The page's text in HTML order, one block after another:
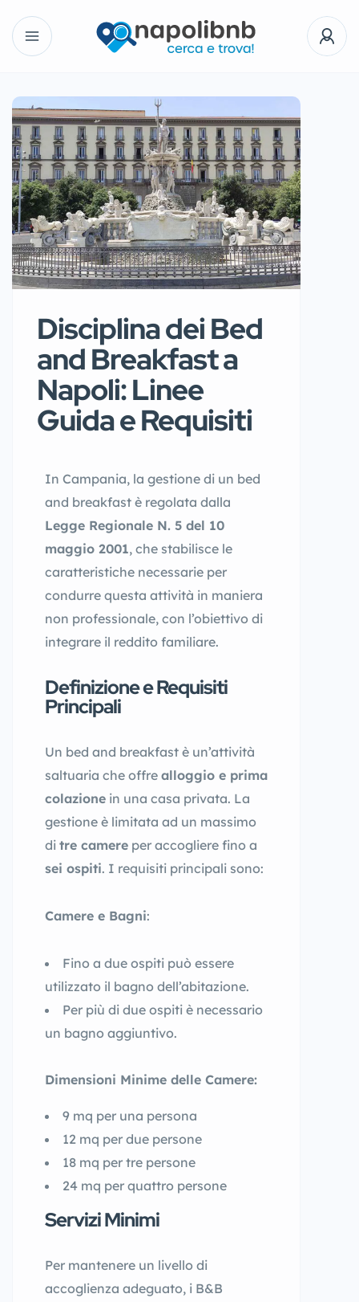
Disciplina dei Bed
and Breakfast a
Napoli: Linee
Guida e Requisiti
In Campania, la gestione di un bed
and breakfast è regolata dalla
Legge Regionale N. 5 del 10
maggio 2001, che stabilisce le
caratteristiche necessarie per
condurre questa attività in maniera
non professionale, con l’obiettivo di
integrare il reddito familiare.
Definizione e Requisiti
Principali
Un bed and breakfast è un’attività
saltuaria che offre alloggio e prima
colazione in una casa privata. La
gestione è limitata ad un massimo
di tre camere per accogliere fino a
sei ospiti. I requisiti principali sono:
Camere e Bagni:
Fino a due ospiti può essere
utilizzato il bagno dell’abitazione.
Per più di due ospiti è necessario
un bagno aggiuntivo.
Dimensioni Minime delle Camere:
9 mq per una persona
12 mq per due persone
18 mq per tre persone
24 mq per quattro persone
Servizi Minimi
Per mantenere un livello di
accoglienza adeguato, i B&B